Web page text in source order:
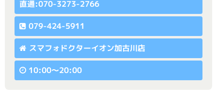
直通:070-3273-2766
079-424-5911
スマフォドクターイオン加古川店
10:00〜20:00